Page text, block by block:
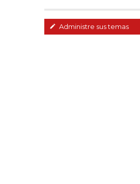
Administre sus temas